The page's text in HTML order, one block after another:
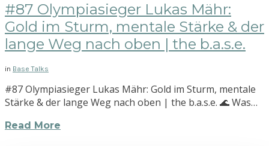
#87 Olympiasieger Lukas Mähr:
Gold im Sturm, mentale Stärke & der
lange Weg nach oben | the b.a.s.e.
in Base Talks
#87 Olympiasieger Lukas Mähr: Gold im Sturm, mentale
Stärke & der lange Weg nach oben | the b.a.s.e. 🌊 Was…
Read More